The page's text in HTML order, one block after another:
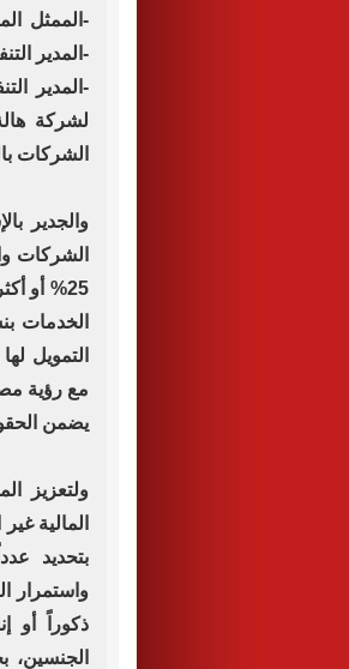
-الممثل
-المدير
-المدير
لشركة
الشركات
الشركات
25% أو
يضمن
ولتعزيز
بتحديد
واستمرار
ذكوراً أو